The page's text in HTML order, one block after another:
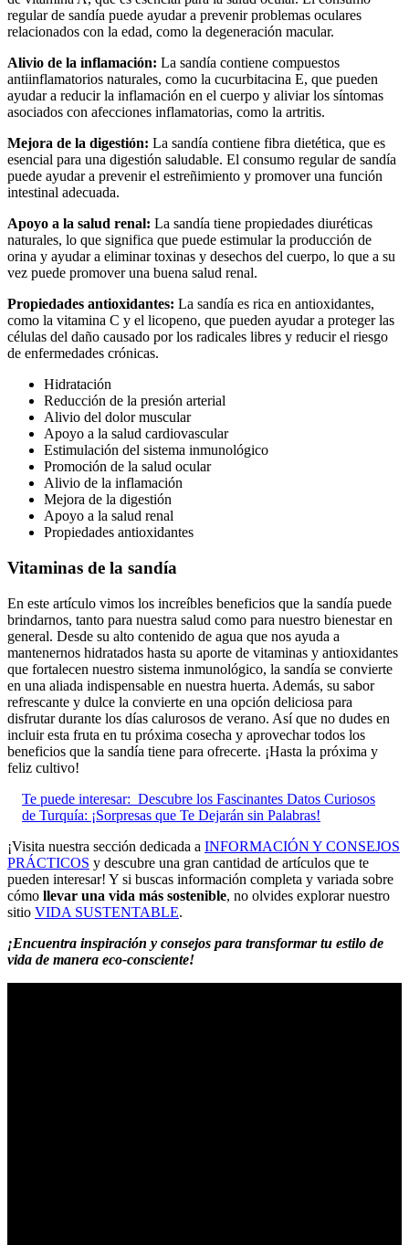
regular de sandía puede ayudar a prevenir problemas oculares
relacionados con la edad, como la degeneración macular.
Alivio de la inflamación: La sandía contiene compuestos
antiinflamatorios naturales, como la cucurbitacina E, que pueden
ayudar a reducir la inflamación en el cuerpo y aliviar los síntomas
asociados con afecciones inflamatorias, como la artritis.
Mejora de la digestión: La sandía contiene fibra dietética, que es
esencial para una digestión saludable. El consumo regular de sandía
puede ayudar a prevenir el estreñimiento y promover una función
intestinal adecuada.
Apoyo a la salud renal: La sandía tiene propiedades diuréticas
naturales, lo que significa que puede estimular la producción de
orina y ayudar a eliminar toxinas y desechos del cuerpo, lo que a su
vez puede promover una buena salud renal.
Propiedades antioxidantes: La sandía es rica en antioxidantes,
como la vitamina C y el licopeno, que pueden ayudar a proteger las
células del daño causado por los radicales libres y reducir el riesgo
de enfermedades crónicas.
Hidratación
Reducción de la presión arterial
Alivio del dolor muscular
Apoyo a la salud cardiovascular
Estimulación del sistema inmunológico
Promoción de la salud ocular
Alivio de la inflamación
Mejora de la digestión
Apoyo a la salud renal
Propiedades antioxidantes
Vitaminas de la sandía
En este artículo vimos los increíbles beneficios que la sandía puede
brindarnos, tanto para nuestra salud como para nuestro bienestar en
general. Desde su alto contenido de agua que nos ayuda a
mantenernos hidratados hasta su aporte de vitaminas y antioxidantes
que fortalecen nuestro sistema inmunológico, la sandía se convierte
en una aliada indispensable en nuestra huerta. Además, su sabor
refrescante y dulce la convierte en una opción deliciosa para
disfrutar durante los días calurosos de verano. Así que no dudes en
incluir esta fruta en tu próxima cosecha y aprovechar todos los
beneficios que la sandía tiene para ofrecerte. ¡Hasta la próxima y
feliz cultivo!
Te puede interesar: Descubre los Fascinantes Datos Curiosos
de Turquía: ¡Sorpresas que Te Dejarán sin Palabras!
¡Visita nuestra sección dedicada a INFORMACIÓN Y CONSEJOS
PRÁCTICOS y descubre una gran cantidad de artículos que te
pueden interesar! Y si buscas información completa y variada sobre
cómo llevar una vida más sostenible, no olvides explorar nuestro
sitio VIDA SUSTENTABLE.
¡Encuentra inspiración y consejos para transformar tu estilo de
vida de manera eco-consciente!